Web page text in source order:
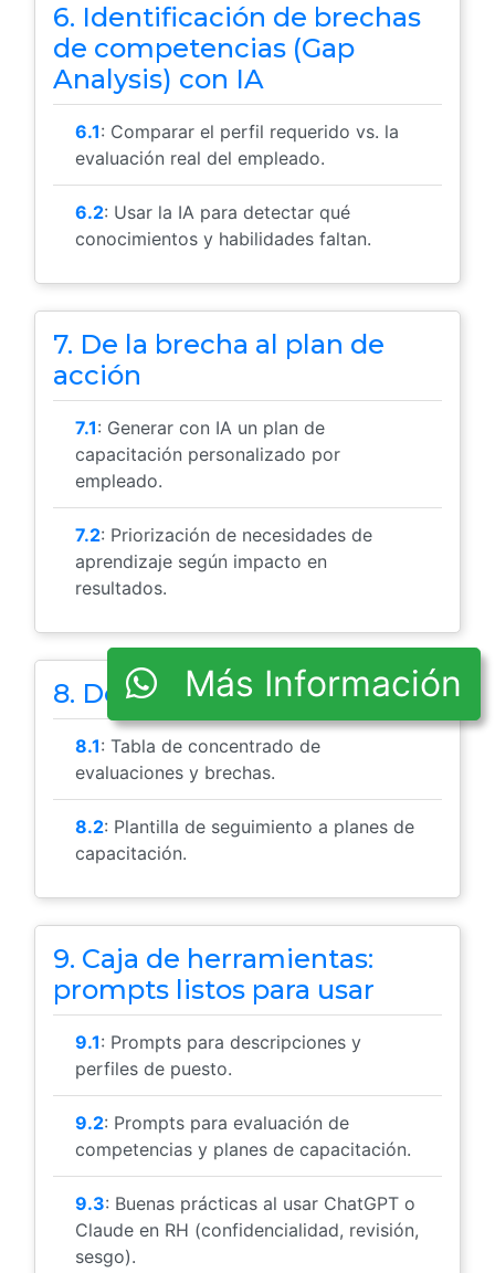
Más Información
6. Identificación de brechas
de competencias (Gap
Analysis) con IA
6.1: Comparar el perfil requerido vs. la
evaluación real del empleado.
6.2: Usar la IA para detectar qué
conocimientos y habilidades faltan.
7. De la brecha al plan de
acción
7.1: Generar con IA un plan de
capacitación personalizado por
empleado.
7.2: Priorización de necesidades de
aprendizaje según impacto en
resultados.
8. Documentación y control
8.1: Tabla de concentrado de
evaluaciones y brechas.
8.2: Plantilla de seguimiento a planes de
capacitación.
9. Caja de herramientas:
prompts listos para usar
9.1: Prompts para descripciones y
perfiles de puesto.
9.2: Prompts para evaluación de
competencias y planes de capacitación.
9.3: Buenas prácticas al usar ChatGPT o
Claude en RH (confidencialidad, revisión,
sesgo).